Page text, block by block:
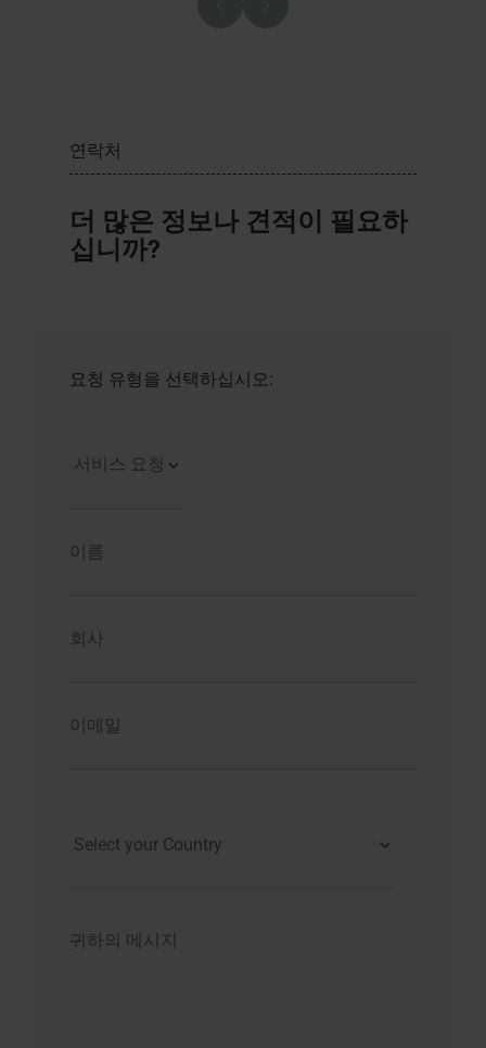
연락처
더 많은 정보나 견적이 필요하
십니까?
요청 유형을 선택하십시오: